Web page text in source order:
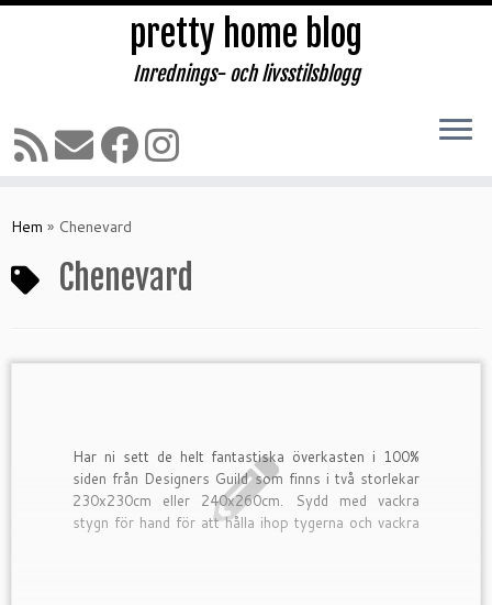
till
pretty home blog
Inrednings- och livsstilsblogg
Hem » Chenevard
Chenevard
Har ni sett de helt fantastiska överkasten i 100%
siden från Designers Guild som finns i två storlekar
230x230cm eller 240x260cm. Sydd med vackra
stygn för hand för att hålla ihop tygerna och vackra